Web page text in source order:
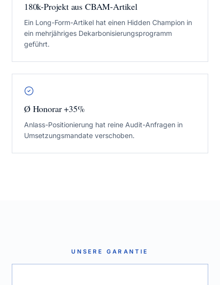
180k-Projekt aus CBAM-Artikel
Ein Long-Form-Artikel hat einen Hidden Champion in
ein mehrjähriges Dekarbonisierungsprogramm
geführt.
Ø Honorar +35%
Anlass-Positionierung hat reine Audit-Anfragen in
Umsetzungsmandate verschoben.
UNSERE GARANTIE